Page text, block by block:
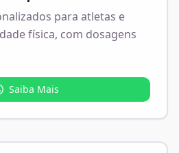
para atletas e
física, com dosagens
Saiba Mais